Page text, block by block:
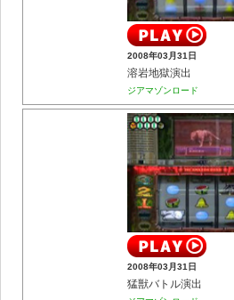
2008年03月31日
溶岩地獄演出
ジアマゾンロード
2008年03月31日
猛獣バトル演出